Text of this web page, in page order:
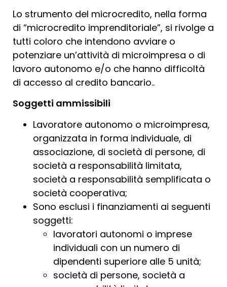
Lo strumento del microcredito, nella forma
di “microcredito imprenditoriale”, si rivolge a
tutti coloro che intendono avviare o
potenziare un’attività di microimpresa o di
lavoro autonomo e/o che hanno difficoltà
di accesso al credito bancario..
Soggetti ammissibili
Lavoratore autonomo o microimpresa,
organizzata in forma individuale, di
associazione, di società di persone, di
società a responsabilità limitata,
società a responsabilità semplificata o
società cooperativa;
Sono esclusi i finanziamenti ai seguenti
soggetti:
lavoratori autonomi o imprese
individuali con un numero di
dipendenti superiore alle 5 unità;
società di persone, società a